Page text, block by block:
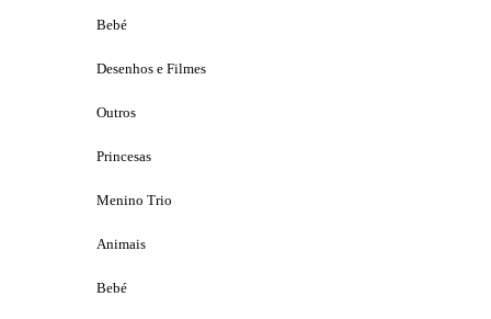
Bebé
Desenhos e Filmes
Outros
Princesas
Menino Trio
Animais
Bebé